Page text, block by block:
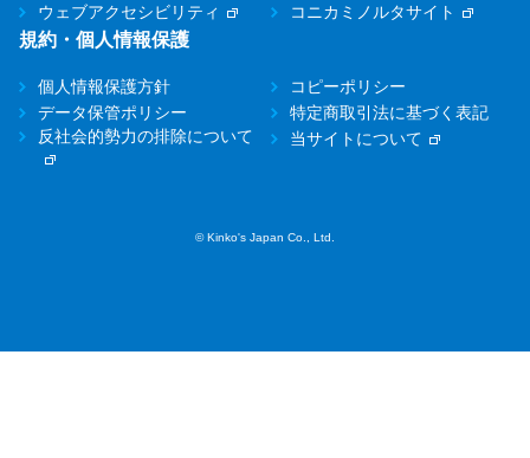
ウェブアクセシビリティ コニカミノルタサイト
規約・個人情報保護
個人情報保護方針
コピーポリシー
データ保管ポリシー
特定商取引法に基づく表記
反社会的勢力の排除について
当サイトについて
© Kinko's Japan Co., Ltd.